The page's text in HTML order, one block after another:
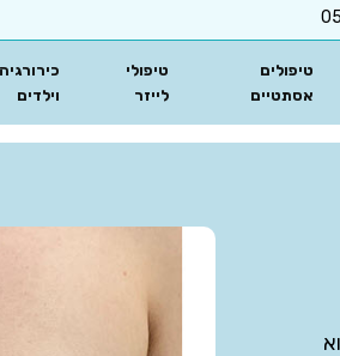
טיפולים
אסתטיים
טיפולי
לייזר
וילדים